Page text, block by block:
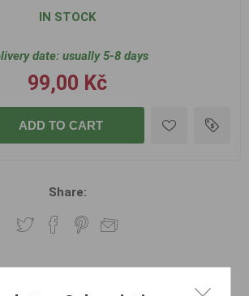
IN STOCK
date: usually 5-8 days
99,00 Kč
ADD TO CART
Share: